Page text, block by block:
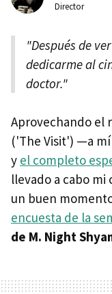
Director
"Después de
dedicarme al
doctor."
Aprovechando el
('The Visit') —a
y el completo
llevado a cabo mi
un buen
encuesta de la
de M. Night